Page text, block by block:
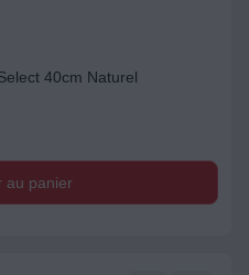
40cm Naturel
panier